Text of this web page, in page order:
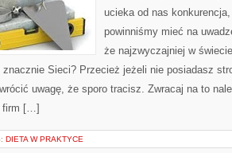
ucieka od nas
powinniśmy mieć na
że najzwyczajniej w
znacznie Sieci? Przecież jeżeli nie posiadasz
uwagę, że sporo tracisz. Zwracaj na to
firm […]
DIETA W PRAKTYCE